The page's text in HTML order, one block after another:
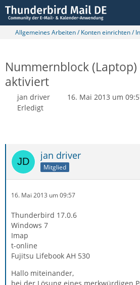
Allgemeines Arbeiten / Konten einrichten /
Nummernblock
aktiviert
jan driver 16. Mai 2013 um
Erledigt
jan driver
Mitglied
16. Mai 2013 um 09:57
Thunderbird 17.0.6
Windows 7
Imap
t-online
Fujitsu Lifebook AH 530
Hallo miteinander,